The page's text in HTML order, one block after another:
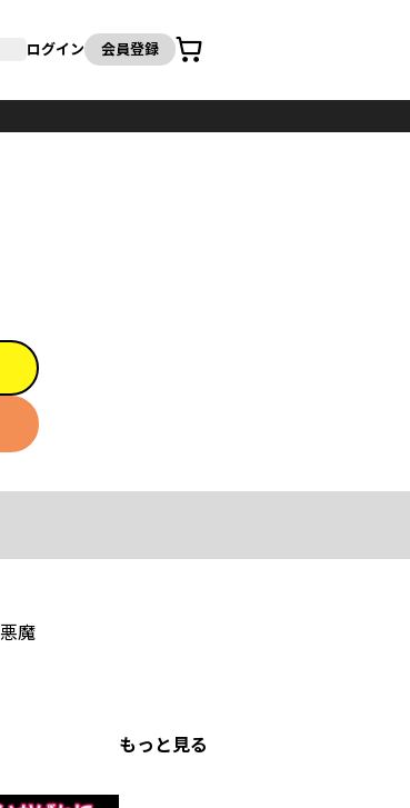
ログイン 会員登録
カート
魔
もっと見る